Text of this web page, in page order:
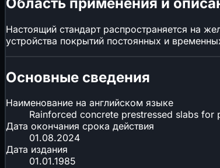
Настоящий стандарт распространяется на
устройства покрытий постоянных и
Основные сведения
Наименование на английском языке
Rainforced concrete prestressed slabs
Дата окончания срока действия
01.08.2024
Дата издания
01.01.1985